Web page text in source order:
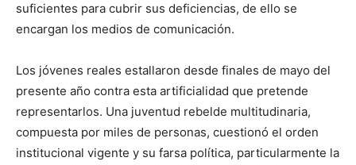
suficientes para cubrir sus deficiencias, de ello se
encargan los medios de comunicación.
Los jóvenes reales estallaron desde finales de mayo del
presente año contra esta artificialidad que pretende
representarlos. Una juventud rebelde multitudinaria,
compuesta por miles de personas, cuestionó el orden
institucional vigente y su farsa política, particularmente la